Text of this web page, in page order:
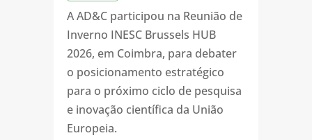
A AD&C participou na Reunião de
Inverno INESC Brussels HUB
2026, em Coimbra, para debater
o posicionamento estratégico
para o próximo ciclo de pesquisa
e inovação científica da União
Europeia.